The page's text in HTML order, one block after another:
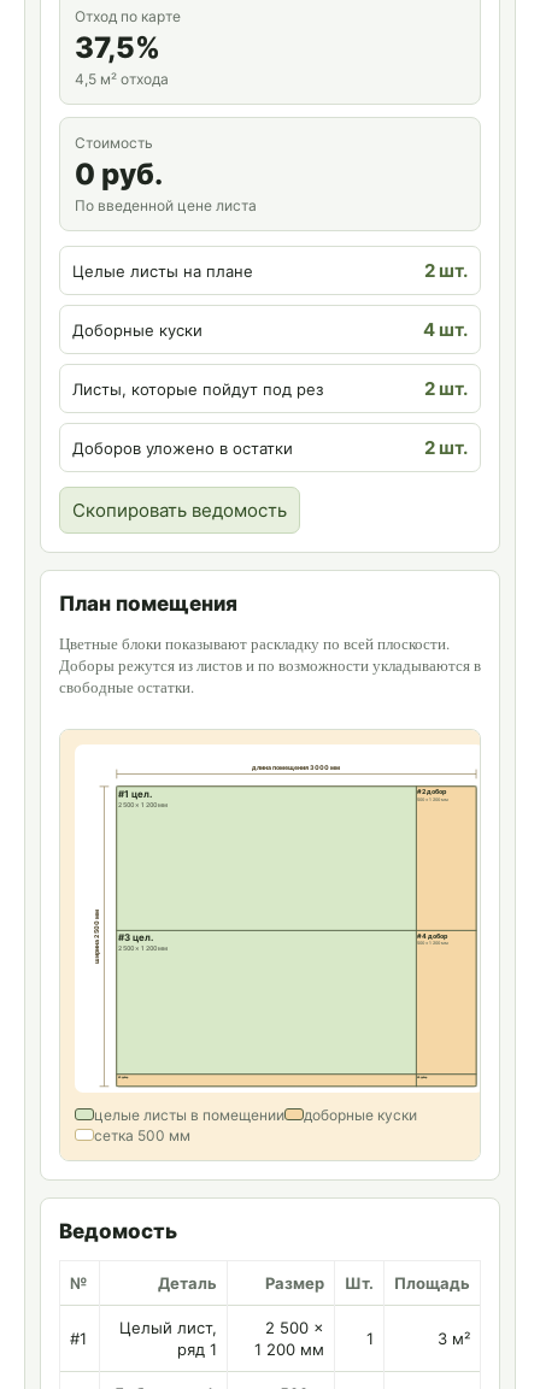
Отход по карте
37,5%
4,5 м² отхода
Стоимость
0 руб.
По введенной цене листа
Целые листы на плане 2 шт.
Доборные куски 4 шт.
Листы, которые пойдут под рез 2 шт.
Доборов уложено в остатки 2 шт.
Скопировать ведомость
План помещения
Цветные блоки показывают раскладку по всей плоскости.
Доборы режутся из листов и по возможности укладываются в
свободные остатки.
длина помещения 3 000 мм
ширина 2 500 мм
#1 цел.
2 500 × 1 200 мм
#2 добор
500 × 1 200 мм
#3 цел.
2 500 × 1 200 мм
#4 добор
500 × 1 200 мм
#5 добор #6 добор
целые листы в помещении
доборные куски
сетка 500 мм
Ведомость
№ Деталь Размер Шт. Площадь
#1
Целый лист,
ряд 1
2 500 ×
1 200 мм
1 3 м²